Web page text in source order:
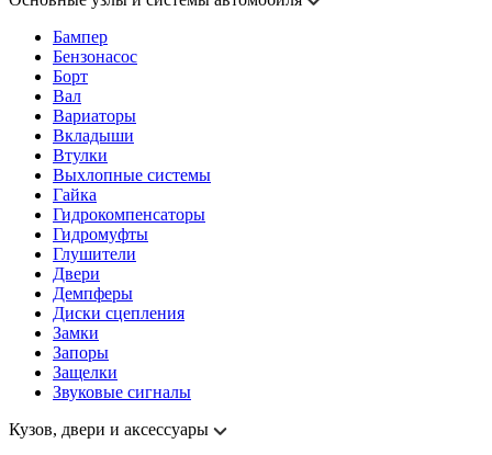
Бампер
Бензонасос
Борт
Вал
Вариаторы
Вкладыши
Втулки
Выхлопные системы
Гайка
Гидрокомпенсаторы
Гидромуфты
Глушители
Двери
Демпферы
Диски сцепления
Замки
Запоры
Защелки
Звуковые сигналы
Кузов, двери и аксессуары